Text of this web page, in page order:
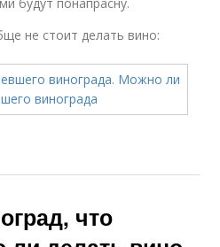
не стоит делать вино:
что